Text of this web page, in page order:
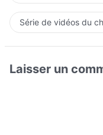
Série de vidéos du
Laisser un